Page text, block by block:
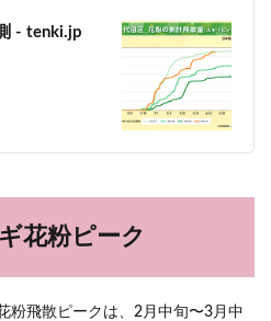
- tenki.jp
花粉ピーク
粉飛散ピークは、2月中旬〜3月中